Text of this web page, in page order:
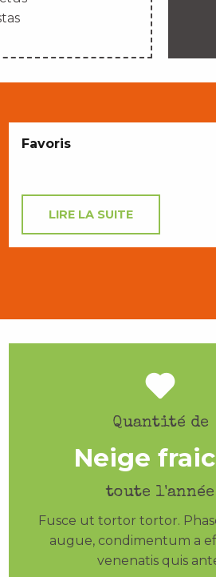
Favoris
LIRE LA SUITE
Quantité de
Neige
toute l'année
Fusce ut tortor tortor.
augue, condimentum a
venenatis quis